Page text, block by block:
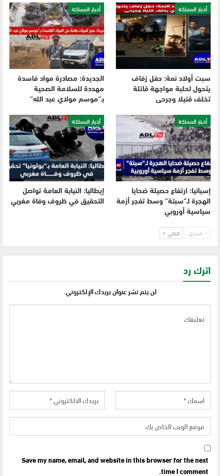
أخبار المملكة
سبت أولاد نمة: حفل زفاف
يتحول لحلبة مواجهة قاتلة
تخلف قتيلا وجرحى
أخبار المملكة
الجديدة: مصادرة مواد فاسدة
مهددة للسلامة الصحية
بـ”موسم مولاي عبد الله”
أخبار المملكة
إسبانيا: ارتفاع حصيلة ضحايا
الهجرة لـ”سبتة” وسط تفجر أزمة
سياسية أوروبي
أخبار المملكة
إيطاليا: النيابة العامة تواصل
التحقيق في ظروف وفاة مغربي
السابق التالي
اترك رد
لن يتم نشر عنوان بريدك الإلكتروني.
Save my name, email, and website in this browser for the next
time I comment.